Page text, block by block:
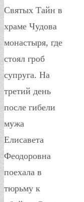
Святых Тайн в
храме Чудова
монастыря, где
стоял гроб
супруга. На
третий день
после гибели
мужа
Елисавета
Феодоровна
поехала в
тюрьму к